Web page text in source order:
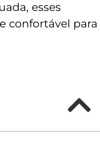
esses
confortável para